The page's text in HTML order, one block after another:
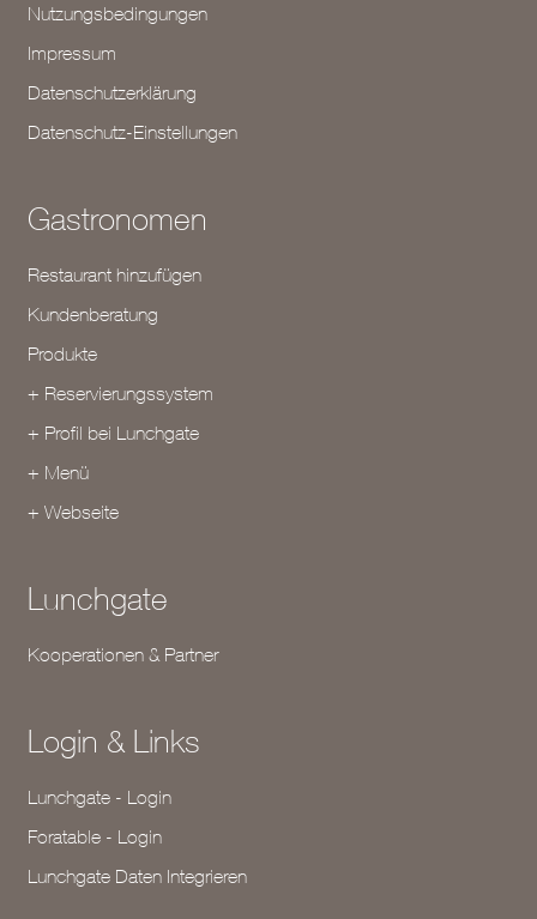
Nutzungsbedingungen
Impressum
Datenschutzerklärung
Datenschutz-Einstellungen
Gastronomen
Restaurant hinzufügen
Kundenberatung
Produkte
+ Reservierungssystem
+ Profil bei Lunchgate
+ Menü
+ Webseite
Lunchgate
Kooperationen & Partner
Login & Links
Lunchgate - Login
Foratable - Login
Lunchgate Daten Integrieren